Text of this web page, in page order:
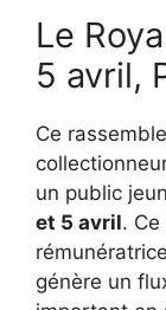
Le
5 avril,
Ce
un public
et 5 avril. Ce
génère un